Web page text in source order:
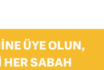
ÜYE OLUN,
SABAH